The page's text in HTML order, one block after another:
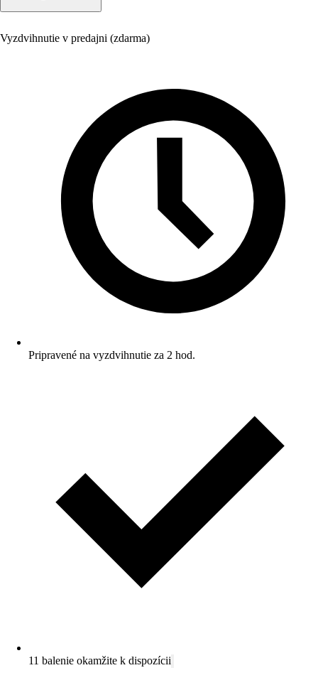
Vyzdvihnutie v predajni (zdarma)
Pripravené na vyzdvihnutie za 2 hod.
11 balenie okamžite k dispozícii